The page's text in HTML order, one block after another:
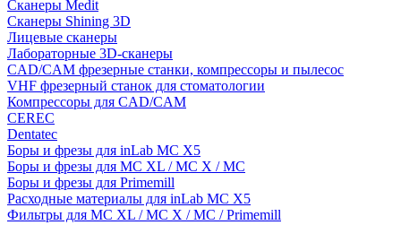
Сканеры Medit
Сканеры Shining 3D
Лицевые сканеры
Лабораторные 3D-сканеры
CAD/CAM фрезерные станки, компрессоры и пылесос
VHF фрезерный станок для стоматологии
Компрессоры для CAD/CAM
CEREC
Dentatec
Боры и фрезы для inLab MC X5
Боры и фрезы для MC XL / MC X / MC
Боры и фрезы для Primemill
Расходные материалы для inLab MC X5
Фильтры для MC XL / MC X / MC / Primemill